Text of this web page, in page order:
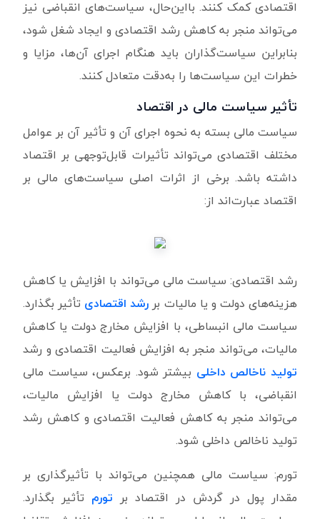
اقتصادی کمک کنند. بااین‌حال، سیاست‌های انقباضی نیز
می‌تواند منجر به کاهش رشد اقتصادی و ایجاد شغل شود،
بنابراین سیاست‌گذاران باید هنگام اجرای آن‌ها، مزایا و
خطرات این سیاست‌ها را به‌دقت متعادل کنند.
تأثیر سیاست مالی در اقتصاد
سیاست مالی بسته به نحوه اجرای آن و تأثیر آن بر عوامل
مختلف اقتصادی می‌تواند تأثیرات قابل‌توجهی بر اقتصاد
داشته باشد. برخی از اثرات اصلی سیاست‌های مالی بر
اقتصاد عبارت‌اند از:
رشد اقتصادی: سیاست مالی می‌تواند با افزایش یا کاهش
هزینه‌های دولت و یا مالیات بر رشد اقتصادی تأثیر بگذارد.
سیاست مالی انبساطی، با افزایش مخارج دولت یا کاهش
مالیات، می‌تواند منجر به افزایش فعالیت اقتصادی و رشد
تولید ناخالص داخلی بیشتر شود. برعکس، سیاست مالی
انقباضی، با کاهش مخارج دولت یا افزایش مالیات،
می‌تواند منجر به کاهش فعالیت اقتصادی و کاهش رشد
تولید ناخالص داخلی شود.
تورم: سیاست مالی همچنین می‌تواند با تأثیرگذاری بر
مقدار پول در گردش در اقتصاد بر تورم تأثیر بگذارد.